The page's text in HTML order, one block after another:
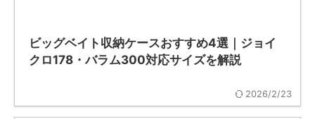
ビッグベイト収納ケースおすすめ4選｜ジョイ
クロ178・バラム300対応サイズを解説
2026/2/23